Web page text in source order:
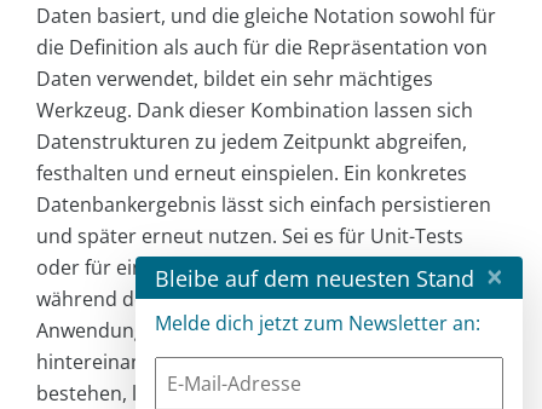
Daten basiert, und die gleiche Notation sowohl für
die Definition als auch für die Repräsentation von
Daten verwendet, bildet ein sehr mächtiges
Werkzeug. Dank dieser Kombination lassen sich
Datenstrukturen zu jedem Zeitpunkt abgreifen,
festhalten und erneut einspielen. Ein konkretes
Datenbankergebnis lässt sich einfach persistieren
und später erneut nutzen. Sei es für Unit-Tests
oder für einen kurzzeitigen Ersatz der Datenbank
während der Entwicklung. Ganze
Anwendungsszenarien, die aus einer Reihe von
hintereinander ablaufenden Serveranfragen
bestehen, lassen sich aufzeichnen und
Bleibe auf dem neuesten Stand ×
Melde dich jetzt zum Newsletter an: